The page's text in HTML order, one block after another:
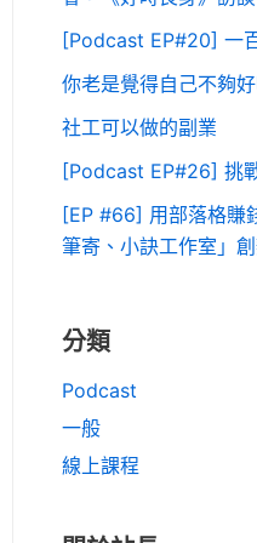
[Podcast EP#20] 一
你老是覺得自己不夠
社工可以做的副業
[Podcast EP#26] 挑
[EP #66] 用部落格賺
筆寄、小訣工作室」
分類
Podcast
一般
線上課程